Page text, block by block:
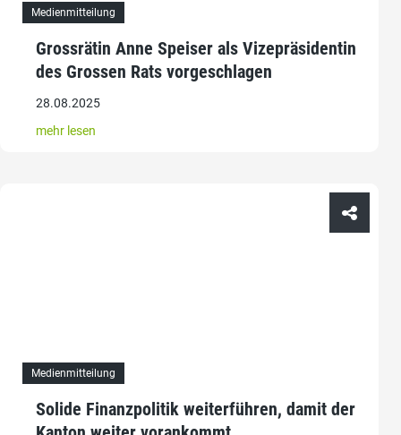
Medienmitteilung
Grossrätin Anne Speiser als Vizepräsidentin
des Grossen Rats vorgeschlagen
28.08.2025
mehr lesen
Medienmitteilung
Solide Finanzpolitik weiterführen, damit der